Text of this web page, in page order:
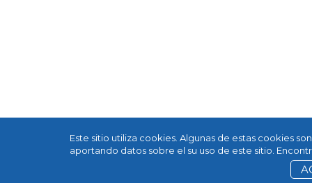
Este sitio utiliza cookies. Algunas de estas cookies
aportando datos sobre el su uso de este sitio.